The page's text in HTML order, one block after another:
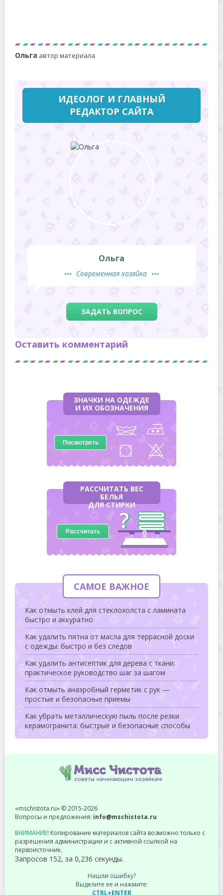
Ольга автор материала
ИДЕОЛОГ И ГЛАВНЫЙ
РЕДАКТОР САЙТА
Ольга
Современная хозяйка
ЗАДАТЬ ВОПРОС
Оставить комментарий
ЗНАЧКИ НА ОДЕЖДЕ
И ИХ ОБОЗНАЧЕНИЯ
Посмотреть
РАССЧИТАТЬ ВЕС
БЕЛЬЯ
ДЛЯ СТИРКИ
Рассчитать
САМОЕ ВАЖНОЕ
Как отмыть клей для стеклохолста с ламината
быстро и аккуратно
Как удалить пятна от масла для террасной доски
с одежды: быстро и без следов
Как удалить антисептик для дерева с ткани:
практическое руководство шаг за шагом
Как отмыть анаэробный герметик с рук —
простые и безопасные приемы
Как убрать металлическую пыль после резки
керамогранита: быстрые и безопасные способы
«mschistota.ru» © 2015-2026
Вопросы и предложения: info@mschistota.ru
ВНИМАНИЕ! Копирование материалов сайта возможно только с
разрешения администрации и с активной ссылкой на
первоисточник.
Запросов 152, за 0,236 секунды.
Нашли ошибку?
Выделите ее и нажмите:
CTRL+ENTER